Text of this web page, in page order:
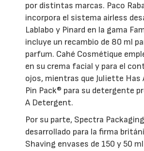
por distintas marcas. Paco
incorpora el sistema airless
Lablabo y Pinard en la gama
incluye un recambio de 80 ml
parfum. Cahé Cosmétique
en su crema facial y para el
ojos, mientras que Juliette Has
Pin Pack® para su detergente
A Detergent.
Por su parte, Spectra
desarrollado para la firma
Shaving envases de 150 y 50